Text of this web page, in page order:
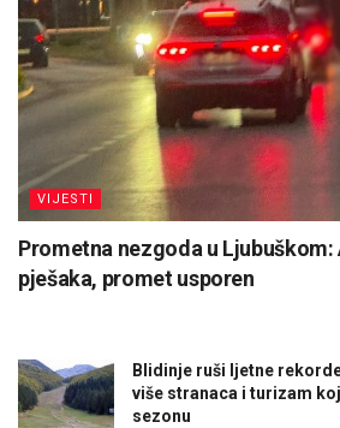
VIJESTI
Prometna nezgoda u
pješaka, promet usporen
Blidinje ruši ljetne
više stranaca i turizam
sezonu